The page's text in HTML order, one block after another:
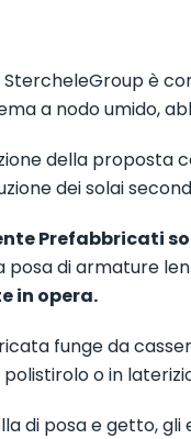
StercheleGroup è
a nodo umido,
della proposta
dei solai
Prefabbricati
posa di armature
in opera.
funge da
o in
di posa e getto,